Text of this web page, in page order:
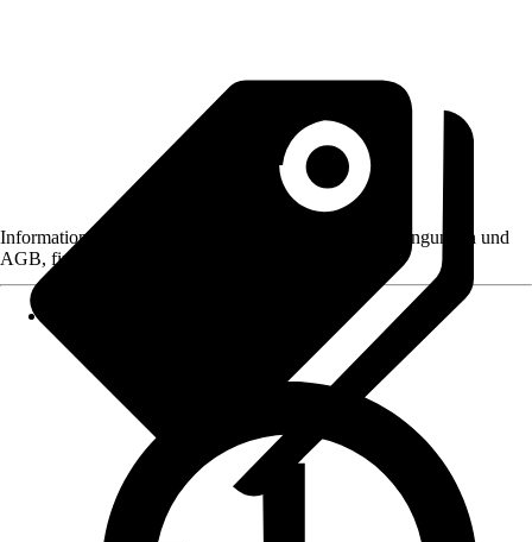
Informationen des Verkäufers, wie z. B. Rückgabebedingungen und
AGB, finden Sie bei Klick auf den Verkäufernamen.